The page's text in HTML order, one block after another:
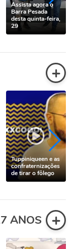
Assista agora o
Barra Pesada
desta quinta-feira,
29
+
Tuppiniqueen e as
confraternizações
de tirar o fôlego
ANOS +